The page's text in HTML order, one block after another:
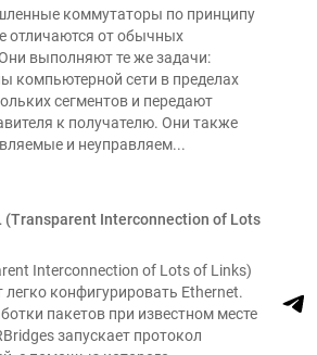
коммутаторы по принципу
отличаются от обычных
выполняют те же задачи:
компьютерной сети в пределах
сегментов и передают
к получателю. Они также
и неуправляем...
(Transparent Interconnection of Lots
Interconnection of Lots of Links)
легко конфигурировать Ethernet.
пакетов при известном месте
запускает протокол